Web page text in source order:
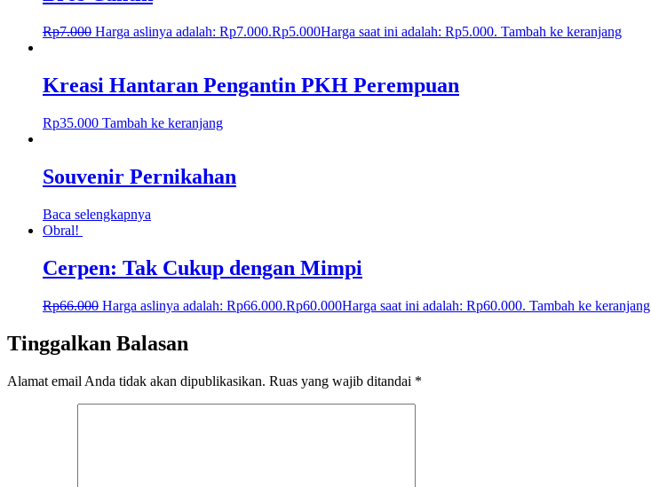
Rp7.000 Harga aslinya adalah: Rp7.000.Rp5.000Harga saat ini adalah: Rp5.000. Tambah ke keranjang
Kreasi Hantaran Pengantin PKH Perempuan
Rp35.000 Tambah ke keranjang
Souvenir Pernikahan
Baca selengkapnya
Obral!
Cerpen: Tak Cukup dengan Mimpi
Rp66.000 Harga aslinya adalah: Rp66.000.Rp60.000Harga saat ini adalah: Rp60.000. Tambah ke keranjang
Tinggalkan Balasan
Alamat email Anda tidak akan dipublikasikan. Ruas yang wajib ditandai *